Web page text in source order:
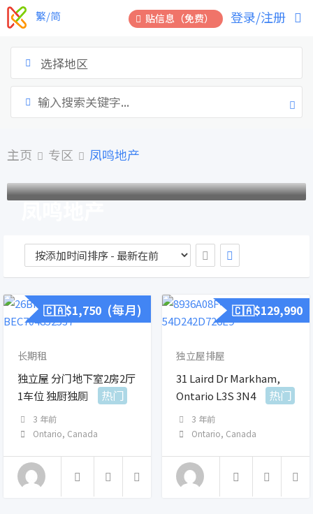
跳
到
贴信息（免费） 登录/注册
繁/简
选择地区
主页 专区 凤鸣地产
凤鸣地产
成员自- 2023年2月15日 地产及其服务
🇨🇦$1,750 (每月)
长期租
独立屋 分门地下室2房2厅
1车位 独厨独厕
热门
3 年前
Ontario, Canada
🇨🇦$129,990
独立屋排屋
31 Laird Dr Markham,
Ontario L3S 3N4
热门
3 年前
Ontario, Canada